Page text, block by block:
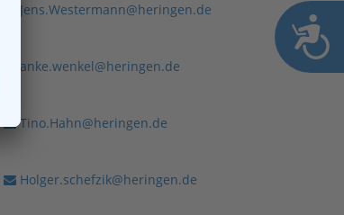
Jens.Westermann@heringen.de
anke.wenkel@heringen.de
Tino.Hahn@heringen.de
Holger.schefzik@heringen.de